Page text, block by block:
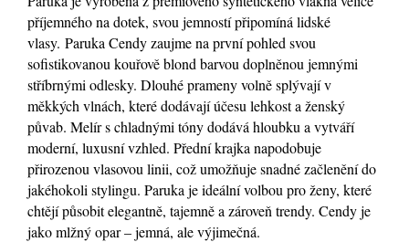
příjemného na dotek, svou jemností připomíná lidské
vlasy. Paruka Cendy zaujme na první pohled svou
sofistikovanou kouřově blond barvou doplněnou jemnými
stříbrnými odlesky. Dlouhé prameny volně splývají v
měkkých vlnách, které dodávají účesu lehkost a ženský
půvab. Melír s chladnými tóny dodává hloubku a vytváří
moderní, luxusní vzhled. Přední krajka napodobuje
přirozenou vlasovou linii, což umožňuje snadné začlenění do
jakéhokoli stylingu. Paruka je ideální volbou pro ženy, které
chtějí působit elegantně, tajemně a zároveň trendy. Cendy je
jako mlžný opar – jemná, ale výjimečná.